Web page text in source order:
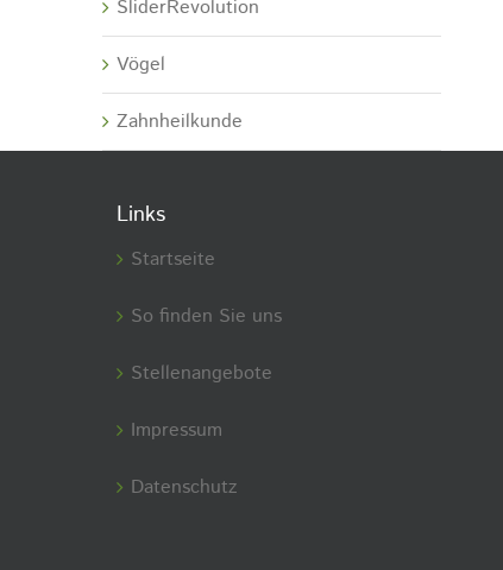
SliderRevolution
Vögel
Zahnheilkunde
Links
Startseite
So finden Sie uns
Stellenangebote
Impressum
Datenschutz